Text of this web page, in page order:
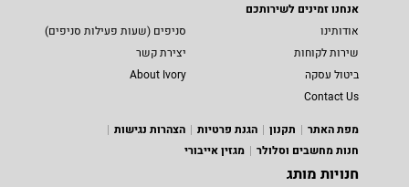
אנחנו זמינים לשירותכם
אודותינו
סניפים (שעות פעילות סניפים)
שירות לקוחות
יצירת קשר
ביטול עסקה
About Ivory
Contact Us
מפת האתר
תקנון הגנת פרטיות
הצהרות נגישות
חנות מחשבים וסלולר
מגזין אייבורי
חנויות מותג